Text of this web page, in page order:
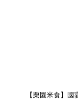
【栗園米食】